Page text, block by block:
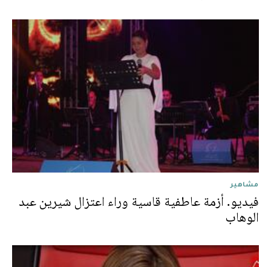
مشاهير
فيديو. أزمة عاطفية قاسية وراء اعتزال شيرين عبد
الوهاب